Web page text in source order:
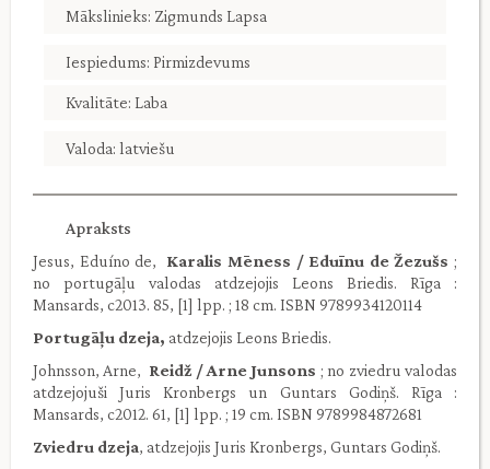
Mākslinieks: Zigmunds Lapsa
Iespiedums: Pirmizdevums
Kvalitāte: Laba
Valoda: latviešu
Apraksts
Jesus, Eduíno de, Karalis Mēness / Eduīnu de Žezušs ;
no portugāļu valodas atdzejojis Leons Briedis. Rīga :
Mansards, c2013. 85, [1] lpp. ; 18 cm. ISBN 9789934120114
Portugāļu dzeja, atdzejojis Leons Briedis.
Johnsson, Arne, Reidž / Arne Junsons ; no zviedru valodas
atdzejojuši Juris Kronbergs un Guntars Godiņš. Rīga :
Mansards, c2012. 61, [1] lpp. ; 19 cm. ISBN 9789984872681
Zviedru dzeja, atdzejojis Juris Kronbergs, Guntars Godiņš.